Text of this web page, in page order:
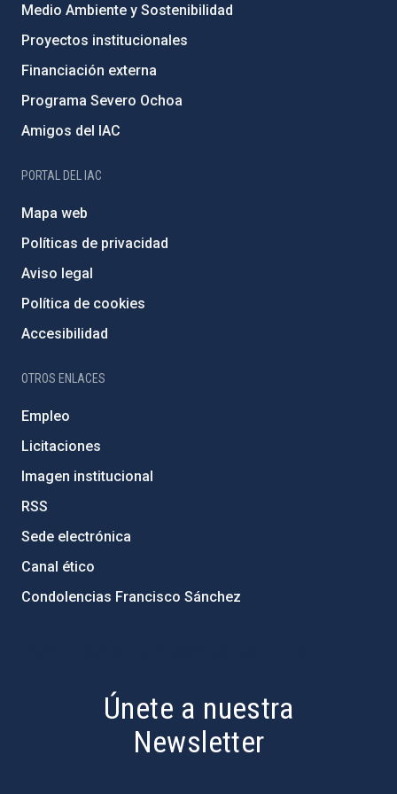
Medio Ambiente y Sostenibilidad
Proyectos institucionales
Financiación externa
Programa Severo Ochoa
Amigos del IAC
PORTAL DEL IAC
Mapa web
Políticas de privacidad
Aviso legal
Política de cookies
Accesibilidad
OTROS ENLACES
Empleo
Licitaciones
Imagen institucional
RSS
Sede electrónica
Canal ético
Condolencias Francisco Sánchez
Únete a nuestra
Newsletter